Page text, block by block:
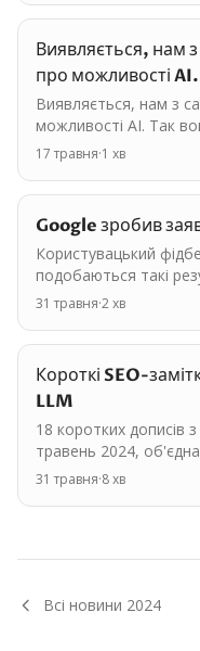
Виявляється, нам
про можливості
але...…
Виявляється, нам з
можливості AI. Так
Пам'ятаєте, як
пройшов…
17 травня·1 хв
Google зробив
Користувацький
подобаються такі
задають більш
31 травня·2хв
Короткі SEO-
LLM
18 коротких дописів
травень 2024,
Основні теми: Google,
31 травня·8хв
Всі новини 2024